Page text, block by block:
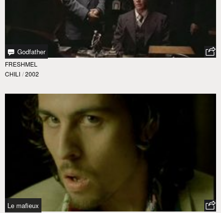
Godfather
FRESHMEL
CHILI / 2002
Le mafieux